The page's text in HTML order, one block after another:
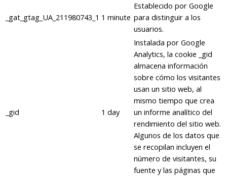
_gat_gtag_UA_211980743_1 1 minute
Establecido por Google
para distinguir a los
usuarios.
_gid 1 day
Instalada por Google
Analytics, la cookie _gid
almacena información
sobre cómo los visitantes
usan un sitio web, al
mismo tiempo que crea
un informe analítico del
rendimiento del sitio web.
Algunos de los datos que
se recopilan incluyen el
número de visitantes, su
fuente y las páginas que